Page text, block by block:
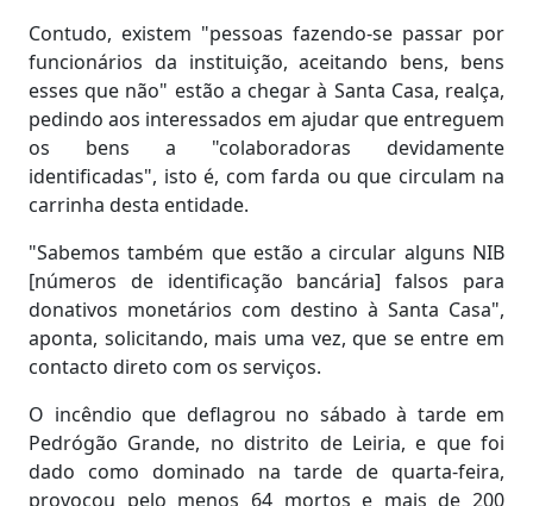
Contudo, existem "pessoas fazendo-se passar por
funcionários da instituição, aceitando bens, bens
esses que não" estão a chegar à Santa Casa, realça,
pedindo aos interessados em ajudar que entreguem
os bens a "colaboradoras devidamente
identificadas", isto é, com farda ou que circulam na
carrinha desta entidade.
"Sabemos também que estão a circular alguns NIB
[números de identificação bancária] falsos para
donativos monetários com destino à Santa Casa",
aponta, solicitando, mais uma vez, que se entre em
contacto direto com os serviços.
O incêndio que deflagrou no sábado à tarde em
Pedrógão Grande, no distrito de Leiria, e que foi
dado como dominado na tarde de quarta-feira,
provocou pelo menos 64 mortos e mais de 200